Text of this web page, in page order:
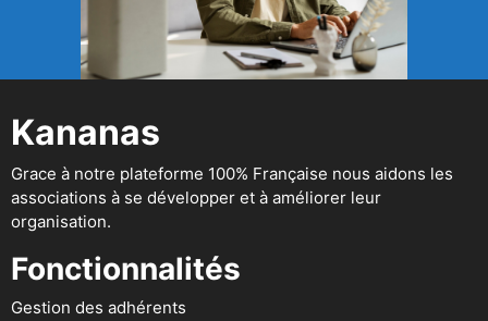
Kananas
Grace à notre plateforme 100% Française nous aidons les
associations à se développer et à améliorer leur
organisation.
Fonctionnalités
Gestion des adhérents